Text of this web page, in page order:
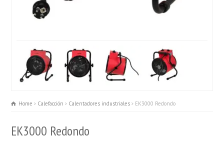
Home Calefacciön Calentadores industriales EK3000 Redondo
EK3000 Redondo